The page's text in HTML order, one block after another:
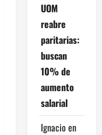
UOM
reabre
paritarias:
buscan
10% de
aumento
salarial
Ignacio en